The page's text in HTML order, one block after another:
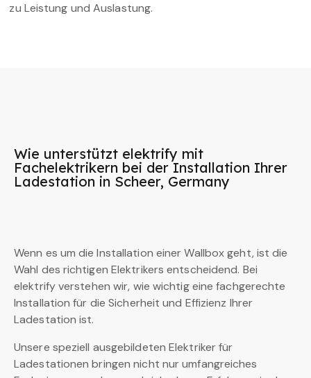
zu Leistung und Auslastung.
Wie unterstützt elektrify mit
Fachelektrikern bei der Installation Ihrer
Ladestation in Scheer, Germany
Wenn es um die Installation einer Wallbox geht, ist die
Wahl des richtigen Elektrikers entscheidend. Bei
elektrify verstehen wir, wie wichtig eine fachgerechte
Installation für die Sicherheit und Effizienz Ihrer
Ladestation ist.
Unsere speziell ausgebildeten Elektriker für
Ladestationen bringen nicht nur umfangreiches